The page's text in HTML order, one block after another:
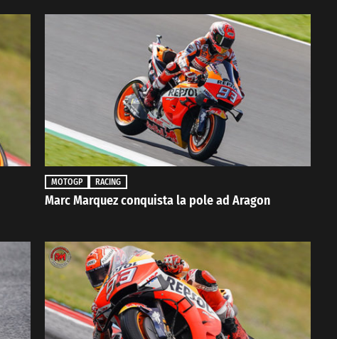
MOTOGP RACING
Marc Marquez conquista la pole ad Aragon